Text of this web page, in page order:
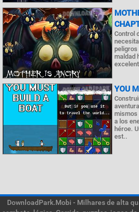
Control
peligros
maldad
YOU
mismos
a los
héroe.
est..
DownloadPark.Mobi - Milhares de alta